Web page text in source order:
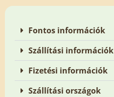
Fontos információk
Szállítási információk
Fizetési információk
Szállítási országok